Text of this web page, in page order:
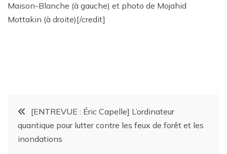
Maison-Blanche (à gauche) et photo de Mojahid
Mottakin (à droite)[/credit]
[ENTREVUE : Éric Capelle] L’ordinateur
quantique pour lutter contre les feux de forêt et les
inondations